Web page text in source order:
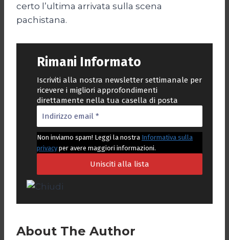
certo l’ultima arrivata sulla scena
pachistana.
Rimani Informato
Iscriviti alla nostra newsletter settimanale per
ricevere i migliori approfondimenti
direttamente nella tua casella di posta
Non inviamo spam! Leggi la nostra Informativa sulla
privacy per avere maggiori informazioni.
About The Author